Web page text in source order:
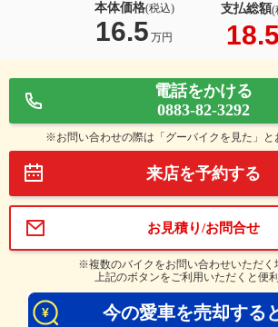
本体価格(税込)
16.5 万円
支払総額(
電話をかける
0883-82-3292
※お問い合わせの際は「グーバイクを見た」と
来店を予約する
お見積り/お問合せ
※複数のバイクをお問い合わせいただく
上記のボタンをご利用いただくと便利
今の愛車を売却する